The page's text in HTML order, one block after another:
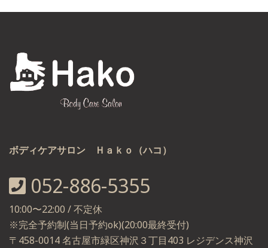
ボディケアサロン Ｈａｋｏ（ハコ）
052-886-5355
10:00〜22:00 / 不定休
※完全予約制(当日予約ok)(20:00最終受付)
〒458-0014 名古屋市緑区神沢３丁目403 レジデンス神沢